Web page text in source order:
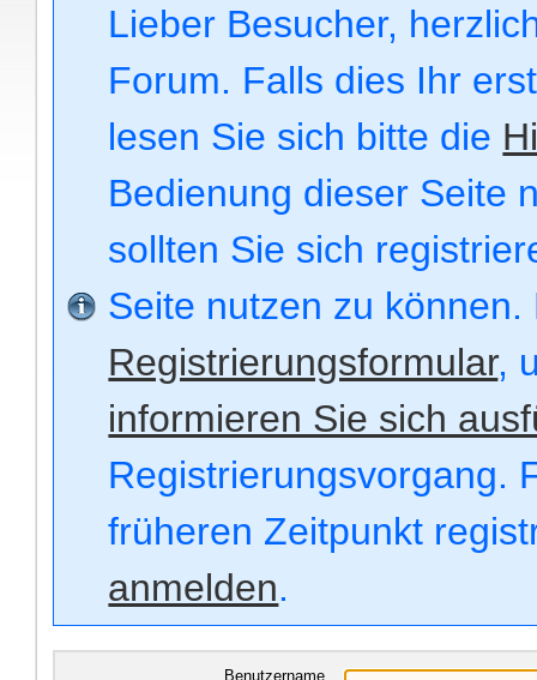
Lieber Besucher,
Forum. Falls dies Ihr
lesen Sie sich bitte die
Bedienung dieser Seite
sollten Sie sich
Seite nutzen zu
Registrierungsformular,
informieren Sie sich
Registrierungsvorgang.
früheren Zeitpunkt
anmelden.
Benutzername